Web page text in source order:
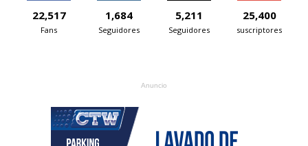
22,517
Fans
1,684
Seguidores
5,211
Seguidores
25,400
suscriptores
Anuncio